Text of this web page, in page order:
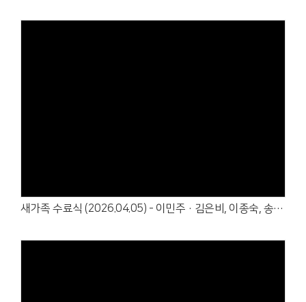
새가족 수료식 (2026.04.05) - 이민주·김은비, 이종숙, 송지해